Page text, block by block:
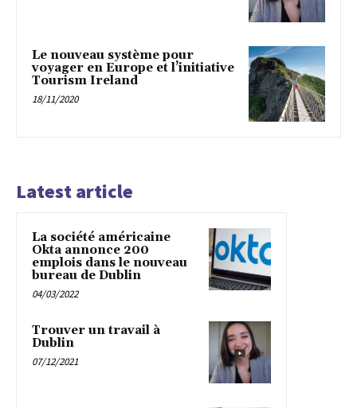
Le nouveau système pour
voyager en Europe et l’initiative
Tourism Ireland
18/11/2020
Latest article
La société américaine
Okta annonce 200
emplois dans le nouveau
bureau de Dublin
04/03/2022
Trouver un travail à
Dublin
07/12/2021